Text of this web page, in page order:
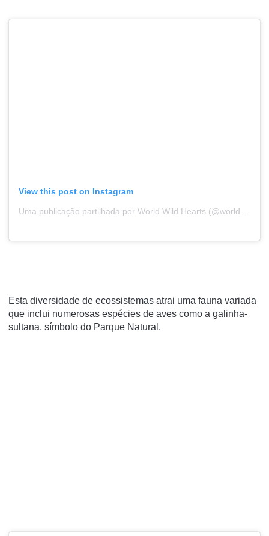
View this post on Instagram
Esta diversidade de ecossistemas atrai uma fauna variada
que inclui numerosas espécies de aves como a galinha-
sultana, símbolo do Parque Natural.